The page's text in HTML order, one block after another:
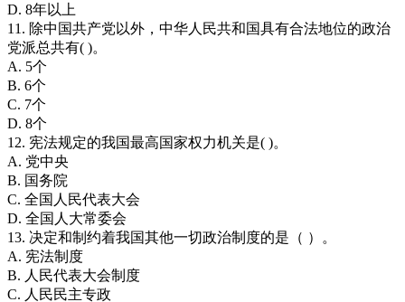
D. 8年以上
11. 除中国共产党以外，中华人民共和国具有合法地位的政治
党派总共有( )。
A. 5个
B. 6个
C. 7个
D. 8个
12. 宪法规定的我国最高国家权力机关是( )。
A. 党中央
B. 国务院
C. 全国人民代表大会
D. 全国人大常委会
13. 决定和制约着我国其他一切政治制度的是（ ）。
A. 宪法制度
B. 人民代表大会制度
C. 人民民主专政